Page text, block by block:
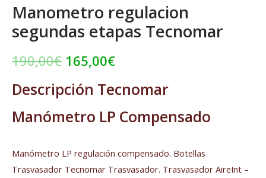
Manometro regulacion
segundas etapas Tecnomar
190,00€ 165,00€
Descripción Tecnomar
Manómetro LP Compensado
Manómetro LP regulación compensado. Botellas
Trasvasador Tecnomar Trasvasador. Trasvasador AireInt –